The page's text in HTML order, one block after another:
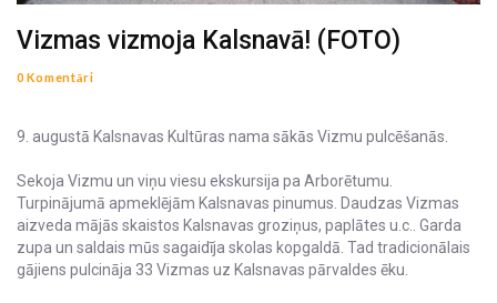
Vizmas vizmoja Kalsnavā! (FOTO)
0 Komentāri
9. augustā Kalsnavas Kultūras nama sākās Vizmu pulcēšanās.
Sekoja Vizmu un viņu viesu ekskursija pa Arborētumu.
Turpinājumā apmeklējām Kalsnavas pinumus. Daudzas Vizmas
aizveda mājās skaistos Kalsnavas groziņus, paplātes u.c.. Garda
zupa un saldais mūs sagaidīja skolas kopgaldā. Tad tradicionālais
gājiens pulcināja 33 Vizmas uz Kalsnavas pārvaldes ēku.